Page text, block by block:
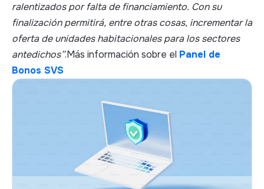
ralentizados por falta de financiamiento. Con su
finalización permitirá, entre otras cosas, incrementar la
oferta de unidades habitacionales para los sectores
antedichos”.Más información sobre el Panel de
Bonos SVS